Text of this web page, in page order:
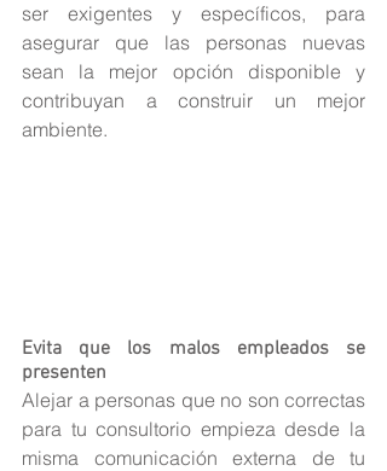
ser exigentes y específicos, para
asegurar que las personas nuevas
sean la mejor opción disponible y
contribuyan a construir un mejor
ambiente.
Evita que los malos empleados se
presenten
Alejar a personas que no son correctas
para tu consultorio empieza desde la
misma comunicación externa de tu